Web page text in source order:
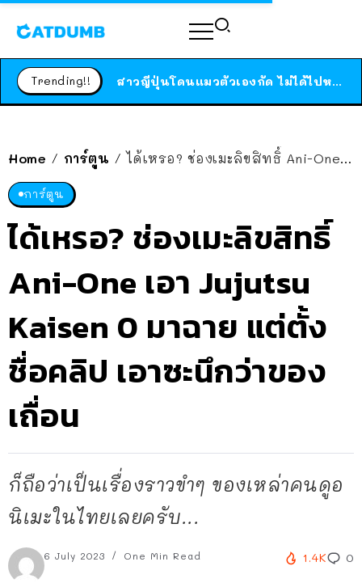
Trending!! ได้เวลาเด็กหนวดรวมตัว RF Online Next เปิดให้เล่นแล้ว เกม Sci-Fi MMORPG ระดับตำนาน เล่นได้ทั้งมือถือและ PC
Home / การ์ตูน / ได้เหรอ? ช่องเมะลิขสิทธิ์ Ani-One เอา Jujutsu Kaisen 0 มาฉาย แต่ตั้งชื่อคลิป เอาซะนึกว่าของเถื่อน
การ์ตูน
ได้เหรอ? ช่องเมะลิขสิทธิ์
Ani-One เอา Jujutsu
Kaisen 0 มาฉาย แต่ตั้ง
ชื่อคลิป เอาซะนึกว่าของ
เถื่อน
ก็ถือว่าเป็นเรื่องราวขำๆ ของเหล่าคนดูอ
นิเมะในไทยเลยครับ...
6 July 2023 One Min Read 1.4K 0